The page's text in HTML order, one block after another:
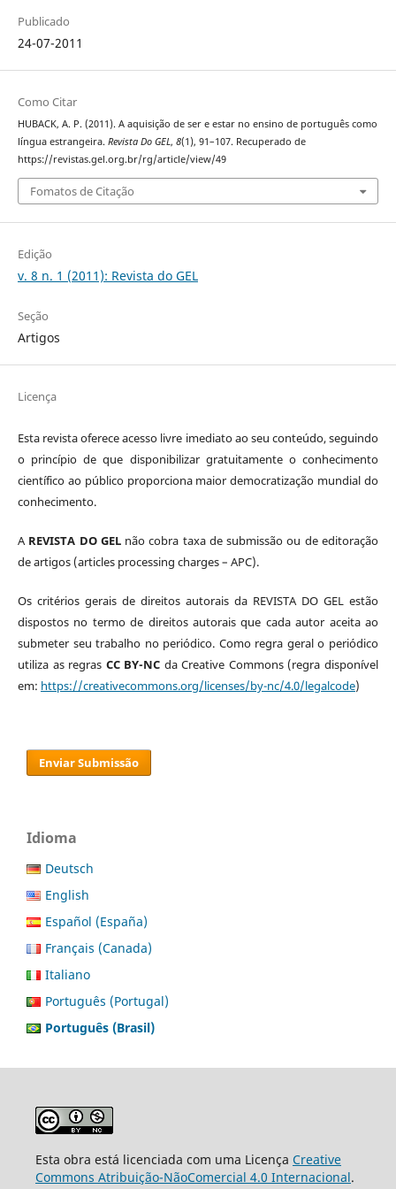
Publicado
24-07-2011
Como Citar
HUBACK, A. P. (2011). A aquisição de ser e estar no ensino de português como
língua estrangeira. Revista Do GEL, 8(1), 91–107. Recuperado de
https://revistas.gel.org.br/rg/article/view/49
Fomatos de Citação
Edição
v. 8 n. 1 (2011): Revista do GEL
Seção
Artigos
Licença
Esta revista oferece acesso livre imediato ao seu conteúdo, seguindo
o princípio de que disponibilizar gratuitamente o conhecimento
científico ao público proporciona maior democratização mundial do
conhecimento.
A REVISTA DO GELnão cobra taxa de submissão ou de editoração
de artigos (articles processing charges – APC).
Os critérios gerais de direitos autorais da REVISTA DO GEL estão
dispostos no termo de direitos autorais que cada autor aceita ao
submeter seu trabalho no periódico. Como regra geral o periódico
utiliza as regras CC BY-NC da Creative Commons (regra disponível
em: https://creativecommons.org/licenses/by-nc/4.0/legalcode)
Enviar Submissão
Idioma
Deutsch
English
Español (España)
Français (Canada)
Italiano
Português (Portugal)
Português (Brasil)
Esta obra está licenciada com uma Licença Creative
Commons Atribuição-NãoComercial 4.0 Internacional.